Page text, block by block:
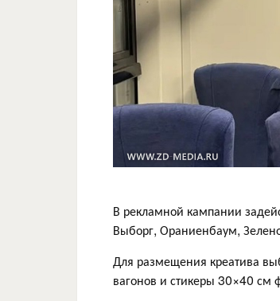
В рекламной кампании
Выборг, Ораниенбаум,
Для размещения креатива
вагонов и стикеры 30×40 см